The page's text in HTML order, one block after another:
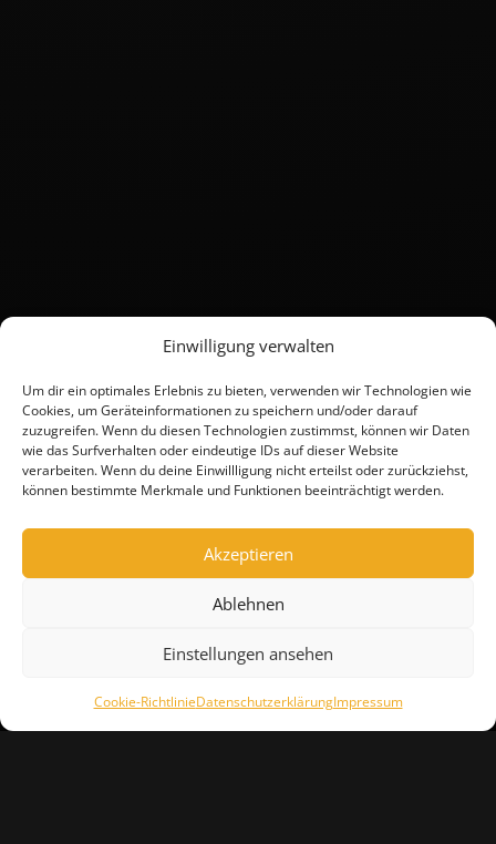
Einwilligung verwalten
Um dir ein optimales Erlebnis zu bieten, verwenden wir Technologien wie
Cookies, um Geräteinformationen zu speichern und/oder darauf
zuzugreifen. Wenn du diesen Technologien zustimmst, können wir Daten
wie das Surfverhalten oder eindeutige IDs auf dieser Website
verarbeiten. Wenn du deine Einwillligung nicht erteilst oder zurückziehst,
können bestimmte Merkmale und Funktionen beeinträchtigt werden.
Akzeptieren
Ablehnen
Einstellungen ansehen
Cookie-RichtlinieDatenschutzerklärungImpressum